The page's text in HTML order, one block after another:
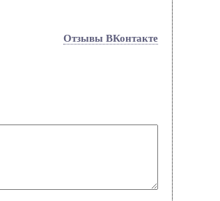
Отзывы ВКонтакте